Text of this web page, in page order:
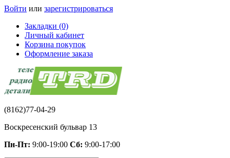
Войти или зарегистрироваться
Закладки (0)
Личный кабинет
Корзина покупок
Оформление заказа
(8162)77-04-29
Воскресенский бульвар 13
Пн-Пт: 9:00-19:00 Сб: 9:00-17:00